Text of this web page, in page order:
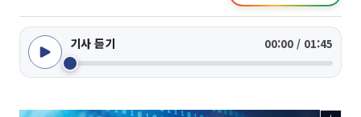
기사 듣기 00:00 / 01:45